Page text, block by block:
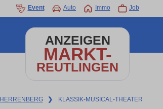
Event Auto Immo Job
ANZEIGEN
MARKT-
REUTLINGEN
HERRENBERG ❯ KLASSIK-MUSICAL-THEATER